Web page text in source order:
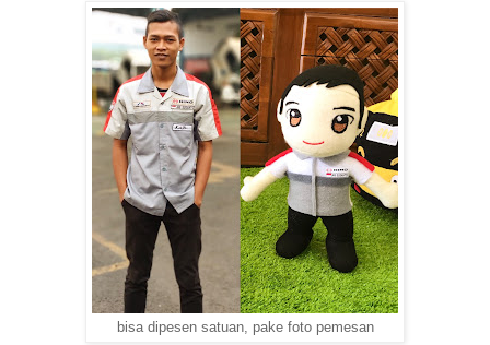
bisa dipesen satuan, pake foto pemesan